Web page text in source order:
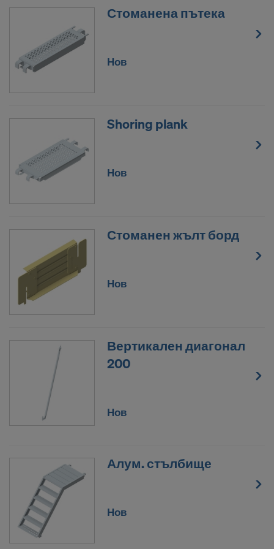
Стоманена пътека
Нов
Shoring plank
Нов
Стоманен жълт борд
Нов
Вертикален диагонал
200
Нов
Алум. стълбище
Нов
Ние работим заедно със следните получатели по
различни приложения:
Facebook LLC
Google LLC
MaxMind Inc.
Rocket Science Group LLC
The Trade Desk, Inc.
Vimeo LLC
YouTube LLC
Необходимо ни е Вашето изрично съгласие, за да
към тези доставчици.
Можете да оттеглите Вашето съгласие по всяко
време с действие занапред, като извикате
настройките за бисквитки на уеб сайта.
СЪГЛАСНИ ЛИ СТЕ С
ПРЕДАВАНЕТО НА ВАШИТЕ ЛИЧНИ
ДАННИ В САЩ?